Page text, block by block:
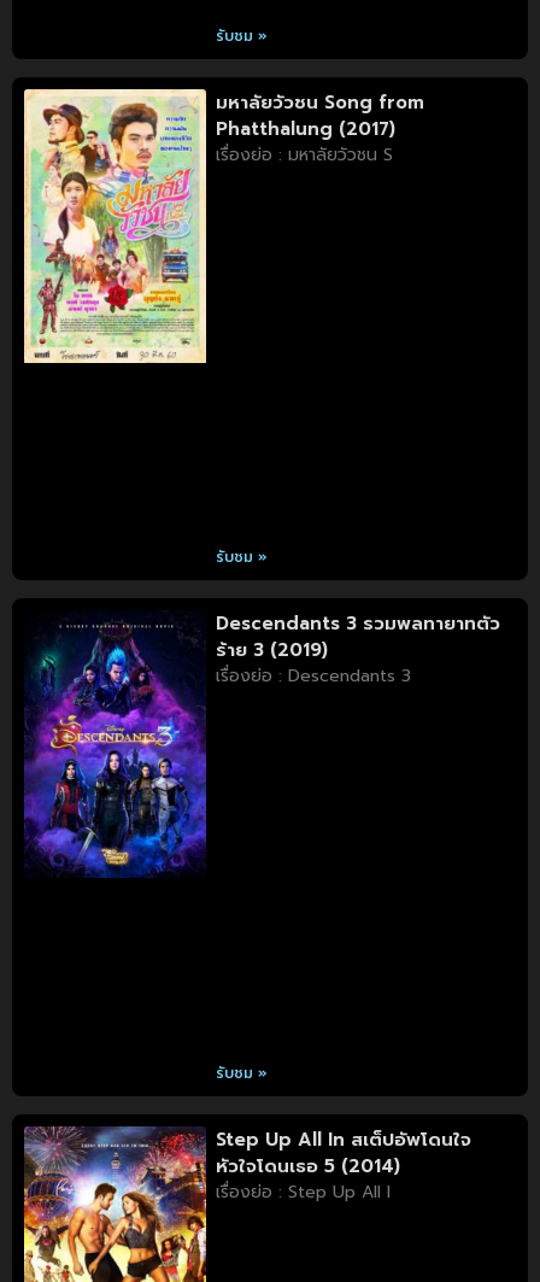
รับชม »
มหาลัยวัวชน Song from
Phatthalung (2017)
เรื่องย่อ : มหาลัยวัวชน S
รับชม »
Descendants 3 รวมพลทายาทตัว
ร้าย 3 (2019)
เรื่องย่อ : Descendants 3
รับชม »
Step Up All In สเต็ปอัพโดนใจ
หัวใจโดนเธอ 5 (2014)
เรื่องย่อ : Step Up All I